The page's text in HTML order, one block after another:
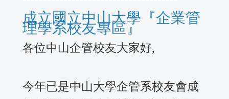
成立國立中山大學『企業管
理學系校友專區』
各位中山企管校友大家好,
今年已是中山大學企管系校友會成